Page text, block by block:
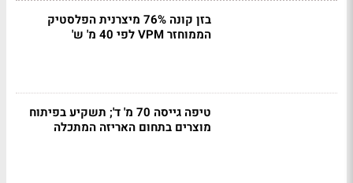
בזן קונה 76% מיצרנית הפלסטיק
הממוחזר VPM לפי 40 מ' ש'
טיפה גייסה 70 מ' ד'; תשקיע בפיתוח
מוצרים בתחום האריזה המתכלה